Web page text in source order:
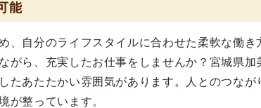
能
、自分のライフスタイルに合わせた柔軟な働き
がら、充実したお仕事をしませんか？宮城県加
たあたたかい雰囲気があります。人とのつなが
が整っています。